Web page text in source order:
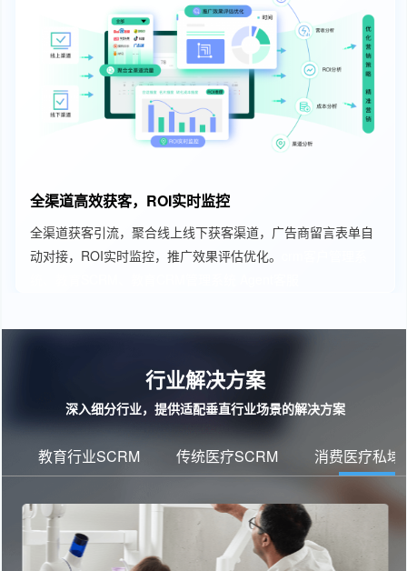
全渠道高效获客，ROI实时监控
全渠道获客引流，聚合线上线下获客渠道，广告商留言表单自
动对接，ROI实时监控，推广效果评估优化。
行业解决方案
深入细分行业，提供适配垂直行业场景的解决方案
教育行业SCRM 传统医疗SCRM 消费医疗私域